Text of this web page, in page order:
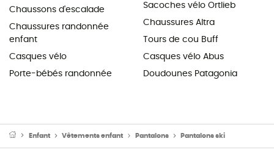
Chaussons d'escalade
Chaussures randonnée
enfant
Casques vélo
Porte-bébés randonnée
Sacoches vélo Ortlieb
Chaussures Altra
Tours de cou Buff
Casques vélo Abus
Doudounes Patagonia
Enfant Vêtements enfant Pantalons Pantalons ski